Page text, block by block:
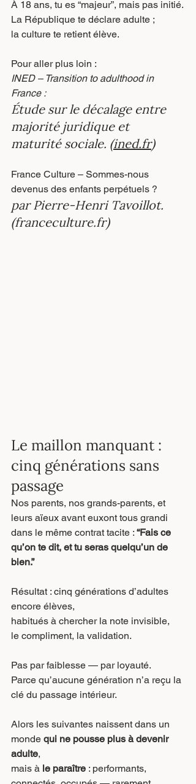
À 18 ans, tu es “majeur”, mais pas initié.
La République te déclare adulte ;
la culture te retient élève.
Pour aller plus loin :
INED – Transition to adulthood in
France :
Étude sur le décalage entre
majorité juridique et
maturité sociale. (ined.fr)
France Culture – Sommes-nous
devenus des enfants perpétuels ?
par Pierre-Henri Tavoillot.
(franceculture.fr)
Le maillon manquant :
cinq générations sans
passage
Nos parents, nos grands-parents, et
leurs aïeux avant euxont tous grandi
dans le même contrat tacite : “Fais ce
qu’on te dit, et tu seras quelqu’un de
bien.”
Résultat : cinq générations d’adultes
encore élèves,
habitués à chercher la note invisible,
le compliment, la validation.
Pas par faiblesse — par loyauté.
Parce qu’aucune génération n’a reçu la
clé du passage intérieur.
Alors les suivantes naissent dans un
monde qui ne pousse plus à devenir
adulte,
mais à le paraître : performants,